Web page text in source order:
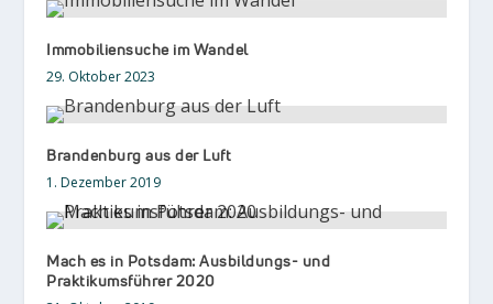
Immobiliensuche im Wandel
29. Oktober 2023
Brandenburg aus der Luft
1. Dezember 2019
Mach es in Potsdam: Ausbildungs- und
Praktikumsführer 2020